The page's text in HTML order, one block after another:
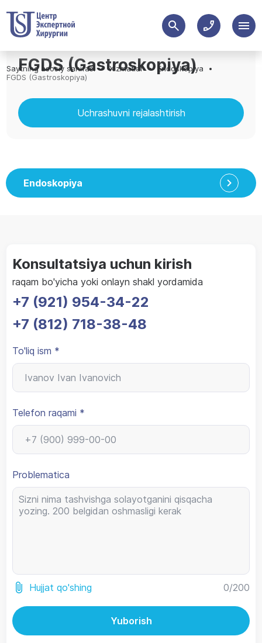
Saytning asosiy sahifasi Xizmatlar
Endoskopiya
FGDS (Gastroskopiya)
FGDS (Gastroskopiya)
Uchrashuvni rejalashtirish
Endoskopiya
Konsultatsiya uchun kirish
raqam bo'yicha yoki onlayn shakl yordamida
+7 (921) 954-34-22
+7 (812) 718-38-48
To'liq ism *
Telefon raqami *
Problematica
Hujjat qo'shing 0/200
Yuborish